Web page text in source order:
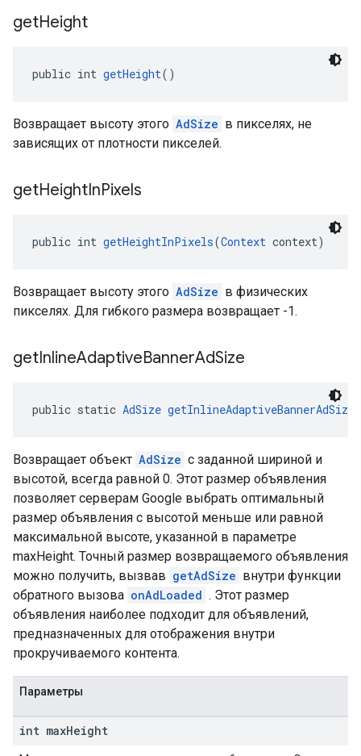
getHeight
public int getHeight()
Возвращает высоту этого AdSize в пикселях, не
зависящих от плотности пикселей.
getHeightInPixels
public int getHeightInPixels(Context context)
Возвращает высоту этого AdSize в физических
пикселях. Для гибкого размера возвращает -1.
getInlineAdaptiveBannerAdSize
public static AdSize getInlineAdaptiveBannerAdSize
Возвращает объект AdSize с заданной шириной и
высотой, всегда равной 0. Этот размер объявления
позволяет серверам Google выбрать оптимальный
размер объявления с высотой меньше или равной
максимальной высоте, указанной в параметре
maxHeight. Точный размер возвращаемого объявления
можно получить, вызвав getAdSize внутри функции
обратного вызова onAdLoaded . Этот размер
объявления наиболее подходит для объявлений,
предназначенных для отображения внутри
прокручиваемого контента.
Параметры
int maxHeight